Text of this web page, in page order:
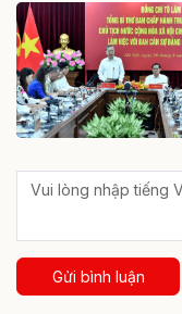
Gửi bình luận